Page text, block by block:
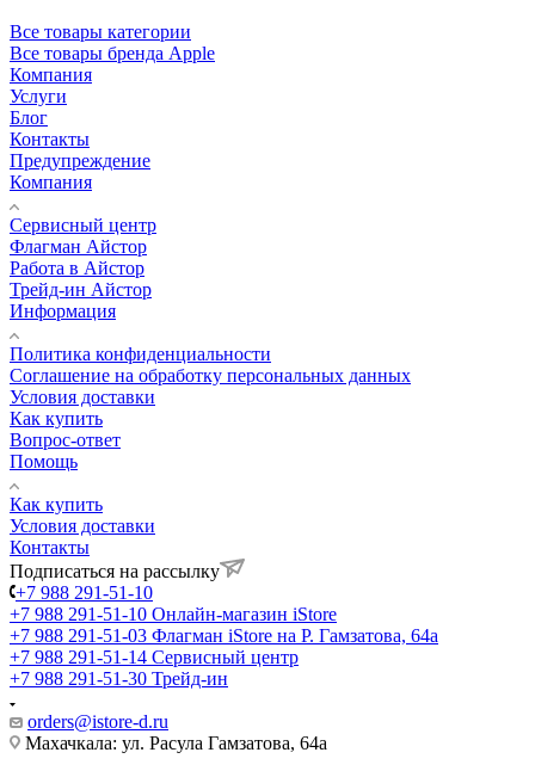
Все товары категории
Все товары бренда Apple
Компания
Услуги
Блог
Контакты
Предупреждение
Компания
Сервисный центр
Флагман Айстор
Работа в Айстор
Трейд-ин Айстор
Информация
Политика конфиденциальности
Соглашение на обработку персональных данных
Условия доставки
Как купить
Вопрос-ответ
Помощь
Как купить
Условия доставки
Контакты
Подписаться на рассылку
+7 988 291-51-10
+7 988 291-51-10 Онлайн-магазин iStore
+7 988 291-51-03 Флагман iStore на Р. Гамзатова, 64а
+7 988 291-51-14 Сервисный центр
+7 988 291-51-30 Трейд-ин
orders@istore-d.ru
Махачкала: ул. Расула Гамзатова, 64а